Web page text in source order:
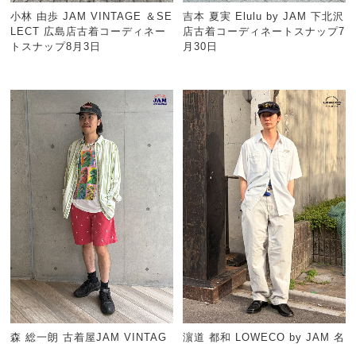
小林 由歩 JAM VINTAGE ＆SE
LECT 広島店古着コーディネー
トスナップ8月3日
吉本 夏実 Elulu by JAM 下北沢
店古着コーディネートスナップ7
月30日
森 総一朗 古着屋JAM VINTAG
濵道 都和 LOWECO by JAM 名